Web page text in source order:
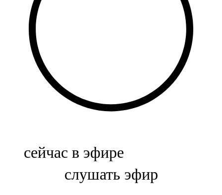
Балык бистәсе
104,9 FM
Баулы
107,5 FM
Биләр
Болгар
сейчас в эфире
слушать эфир